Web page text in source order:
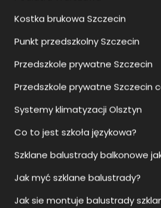
Kostka brukowa Szczecin
Punkt przedszkolny Szczecin
Przedszkole prywatne Szczecin
Przedszkole prywatne Szczecin
Systemy klimatyzacji Olsztyn
Co to jest szkoła językowa?
Szklane balustrady balkonowe
Jak myć szklane balustrady?
Jak sie montuje balustrady